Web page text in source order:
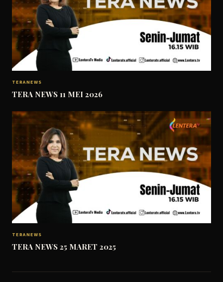
TERANEWS
TERA NEWS 11 MEI 2026
TERANEWS
TERA NEWS 25 MARET 2025